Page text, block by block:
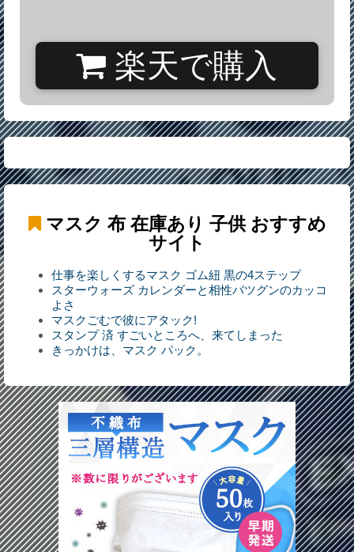
楽天で購入
マスク 布 在庫あり 子供おすすめ
サイト
仕事を楽しくするマスク ゴム紐 黒の4ステップ
スターウォーズ カレンダーと相性バツグンのカッコ
よさ
マスクごむで彼にアタック!
スタンプ 済 すごいところへ、来てしまった
きっかけは、マスク パック。